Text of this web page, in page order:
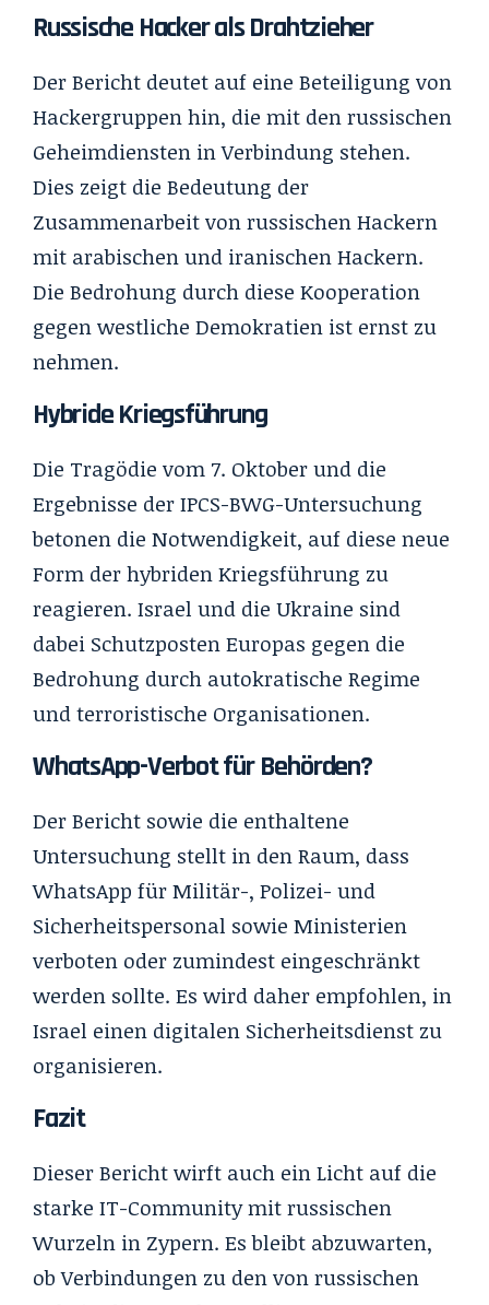
Russische Hacker als Drahtzieher
Der Bericht deutet auf eine Beteiligung von
Hackergruppen hin, die mit den russischen
Geheimdiensten in Verbindung stehen.
Dies zeigt die Bedeutung der
Zusammenarbeit von russischen Hackern
mit arabischen und iranischen Hackern.
Die Bedrohung durch diese Kooperation
gegen westliche Demokratien ist ernst zu
nehmen.
Hybride Kriegsführung
Die Tragödie vom 7. Oktober und die
Ergebnisse der IPCS-BWG-Untersuchung
betonen die Notwendigkeit, auf diese neue
Form der hybriden Kriegsführung zu
reagieren. Israel und die Ukraine sind
dabei Schutzposten Europas gegen die
Bedrohung durch autokratische Regime
und terroristische Organisationen.
WhatsApp-Verbot für Behörden?
Der Bericht sowie die enthaltene
Untersuchung stellt in den Raum, dass
WhatsApp für Militär-, Polizei- und
Sicherheitspersonal sowie Ministerien
verboten oder zumindest eingeschränkt
werden sollte. Es wird daher empfohlen, in
Israel einen digitalen Sicherheitsdienst zu
organisieren.
Fazit
Dieser Bericht wirft auch ein Licht auf die
starke IT-Community mit russischen
Wurzeln in Zypern. Es bleibt abzuwarten,
ob Verbindungen zu den von russischen